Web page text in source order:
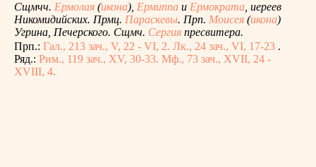
Сщмчч. Ермолая (икона), Ермиппа и Ермократа , иереев
Никомидийских. Прмц. Параскевы. Прп. Моисея (икона)
Угрина, Печерского. Сщмч. Сергия пресвитера.
Прп.: Гал., 213 зач., V, 22 - VI, 2. Лк., 24 зач., VI, 17-23 .
Ряд.: Рим., 119 зач., XV, 30-33. Мф., 73 зач., XVII, 24 -
XVIII, 4.